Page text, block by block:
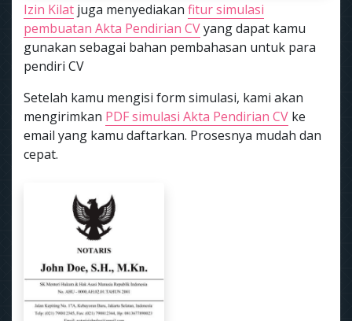
Izin Kilat juga menyediakan fitur simulasi
pembuatan Akta Pendirian CVyang dapat kamu
gunakan sebagai bahan pembahasan untuk para
pendiri CV
Setelah kamu mengisi form simulasi, kami akan
mengirimkan PDF simulasi Akta Pendirian CV ke
email yang kamu daftarkan. Prosesnya mudah dan
cepat.